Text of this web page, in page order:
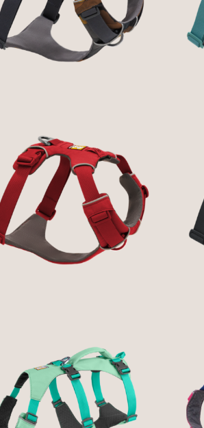
MOUNTAINS -
RUFFWEAR
51,89 €
FRONT RANGE® DOG
HARNESS - RED
CANYON - RUFFWEAR
FLAGLINE™ DOG
HARNESS WITH
HANDLE - SAGE GREEN
- RUFFWEAR